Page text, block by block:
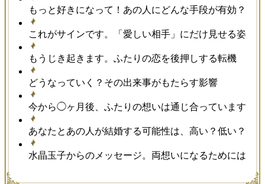
もっと好きになって！あの人にどんな手段が有効？
これがサインです。「愛しい相手」にだけ見せる姿
もうじき起きます。ふたりの恋を後押しする転機
どうなっていく？その出来事がもたらす影響
今から◯ヶ月後、ふたりの想いは通じ合っています
あなたとあの人が結婚する可能性は、高い？低い？
水晶玉子からのメッセージ。両想いになるためには